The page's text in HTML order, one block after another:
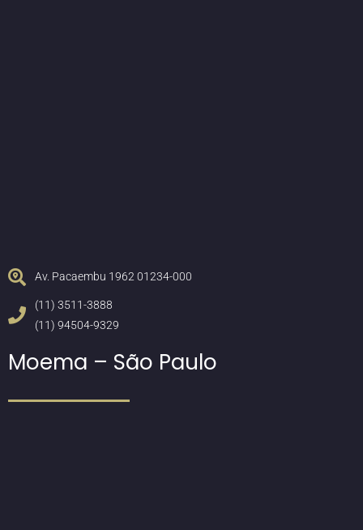
Av. Pacaembu 1962 01234-000
(11) 3511-3888
(11) 94504-9329
Moema – São Paulo